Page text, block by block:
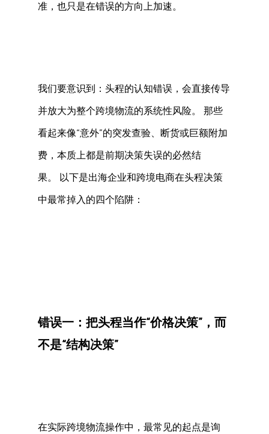
准，也只是在错误的方向上加速。
我们要意识到：头程的认知错误，会直接传导
并放大为整个跨境物流的系统性风险。 那些
看起来像“意外”的突发查验、断货或巨额附加
费，本质上都是前期决策失误的必然结
果。 以下是出海企业和跨境电商在头程决策
中最常掉入的四个陷阱：
错误一：把头程当作“价格决策”，而
不是“结构决策”
在实际跨境物流操作中，最常见的起点是询